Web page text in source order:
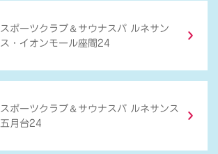
スポーツクラブ ＆ サウナスパ ルネサン
ス・イオンモール座間24
スポーツクラブ ＆ サウナスパ ルネサンス
五月台24